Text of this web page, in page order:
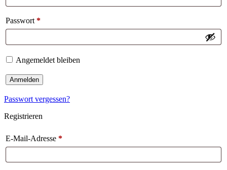
Passwort *
Angemeldet bleiben
Anmelden
Passwort vergessen?
Registrieren
E-Mail-Adresse *